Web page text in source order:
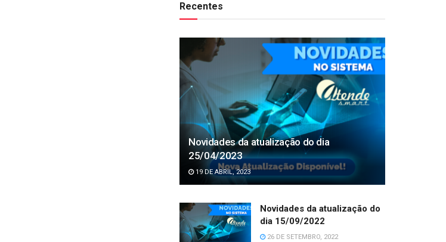
Recentes
Novidades da atualização do dia
25/04/2023
19 DE ABRIL, 2023
Novidades da atualização do
dia 15/09/2022
26 DE SETEMBRO, 2022